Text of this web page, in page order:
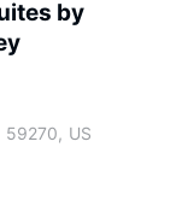
by
59270, US